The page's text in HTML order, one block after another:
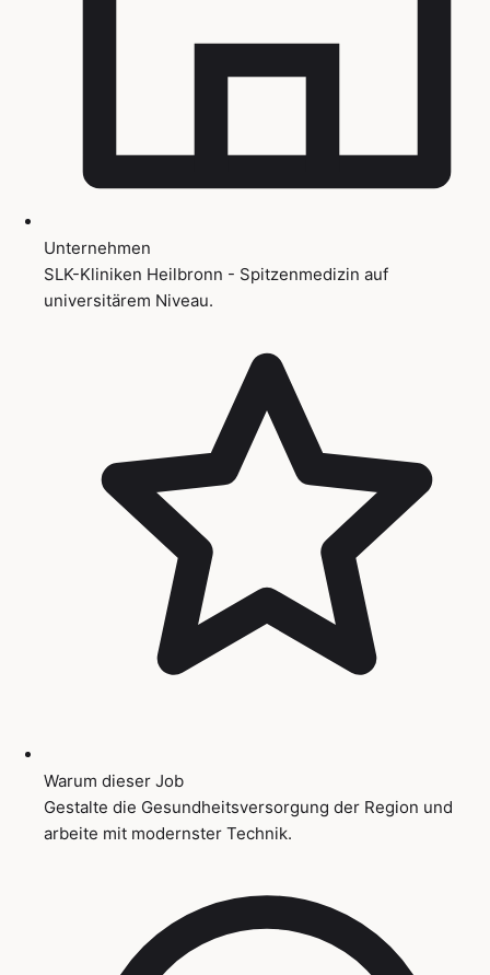
Unternehmen
SLK-Kliniken Heilbronn - Spitzenmedizin auf
universitärem Niveau.
Warum dieser Job
Gestalte die Gesundheitsversorgung der Region und
arbeite mit modernster Technik.